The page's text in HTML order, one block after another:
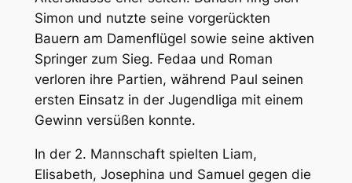
Simon und nutzte seine vorgerückten
Bauern am Damenflügel sowie seine aktiven
Springer zum Sieg. Fedaa und Roman
verloren ihre Partien, während Paul seinen
ersten Einsatz in der Jugendliga mit einem
Gewinn versüßen konnte.
In der 2. Mannschaft spielten Liam,
Elisabeth, Josephina und Samuel gegen die